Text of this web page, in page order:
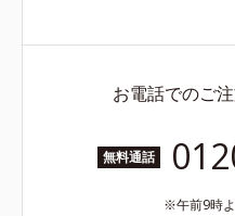
お電話でのご
無料通話
午前9時